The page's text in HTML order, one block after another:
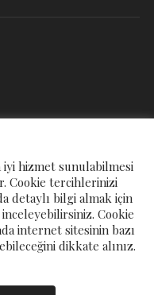
hizmet sunulabilmesi
Cookie tercihlerinizi
detaylı bilgi almak için
Cookie
internet sitesinin bazı
dikkate alınız.